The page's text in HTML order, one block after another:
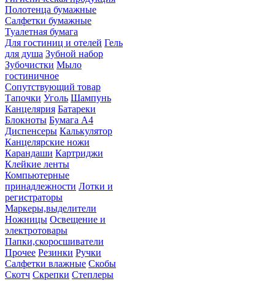
Полотенца бумажные
Салфетки бумажные
Туалетная бумага
Для гостиниц и отелей Гель
для душа Зубной набор
Зубочистки Мыло
гостиничное
Сопутствующий товар
Тапочки Уголь Шампунь
Канцелярия Батареки
Блокноты Бумага А4
Диспенсеры Калькулятор
Канцелярские ножи
Карандаши Картриджи
Клейкие ленты
Компьютерные
принадлежности Лотки и
регистраторы
Маркеры,выделители
Ножницы Освещение и
электротовары
Папки,скоросшиватели
Прочее Резинки Ручки
Салфетки влажные Скобы
Скотч Скрепки Степлеры